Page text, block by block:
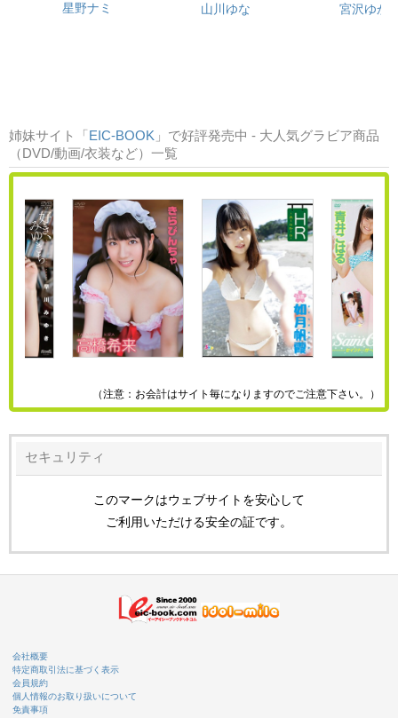
星野ナミ
山川ゆな
宮沢ゆか
姉妹サイト「EIC-BOOK 」で好評発売中 - 大人気グラビア商品
（DVD/動画/衣装など）一覧
（注意：お会計はサイト毎になりますのでご注意下さい。）
セキュリティ
このマークはウェブサイトを安心して
ご利用いただける安全の証です。
会社概要
特定商取引法に基づく表示
会員規約
個人情報のお取り扱いについて
免責事項